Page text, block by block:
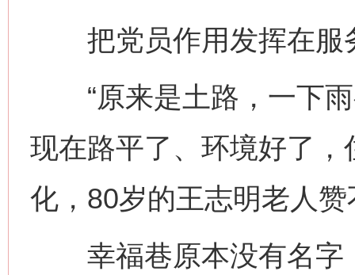
把党员作用发挥在服
“原来是土路，一下雨
现在路平了、环境好了，
化，80岁的王志明老人
幸福巷原本没有名字